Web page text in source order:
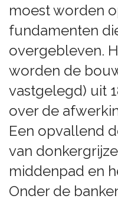
moest worden
fundamenten
overgebleven.
worden de
vastgelegd) uit
over de
Een opvallend
van
middenpad en
Onder de